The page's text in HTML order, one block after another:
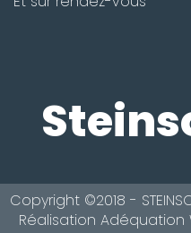
Copyright ©2018 -
Réalisation Adéquation